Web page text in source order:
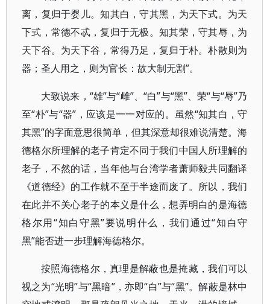
离，复归于婴儿。知其白，守其黑，为天下式。为天
下式，常德不忒，复归于无极。知其荣，守其辱，为
天下谷。为天下谷，常得乃足，复归于朴。朴散则为
器；圣人用之，则为官长：故大制无割”。
大致说来，“雄”与“雌”、“白”与“黑”、荣“与“辱”乃
至“朴”与“器”，应该是一一对应的。虽然“知其白，守
其黑”的字面意思很简单，但其深意却很难说清楚。海
德格尔所理解的老子肯定不同于我们中国人所理解的
老子，不然的话，当年他与台湾学者萧师毅共同翻译
《道德经》的工作就不至于半途而废了。所以，我们
在此并不关心老子的本义是什么，想弄明白的是海德
格尔用“知白守黑”要说明什么，我们通过“知白守
黑”能否进一步理解海德格尔。
按照海德格尔，真理是解蔽也是掩藏，我们可以
视之为“光明”与“黑暗”，亦即“白”与“黑”。解蔽是林中